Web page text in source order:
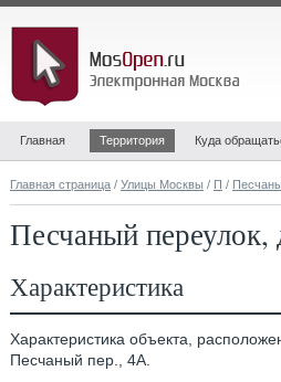
Главная Территория Куда
Главная страница / Улицы Москвы / П /
Песчаный
Характеристика
Характеристика объекта,
Песчаный пер., 4А.